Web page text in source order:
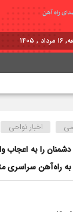
اخبار نواحی
را به اعجاب
به راه‌آهن